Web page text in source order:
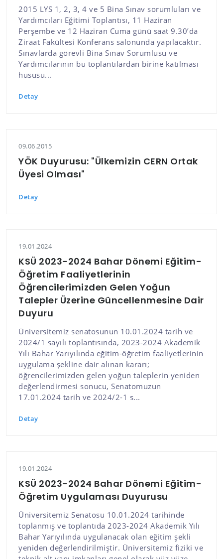
2015 LYS 1, 2, 3, 4 ve 5 Bina Sınav sorumluları ve
Yardımcıları Eğitimi Toplantısı, 11 Haziran
Perşembe ve 12 Haziran Cuma günü saat 9.30’da
Ziraat Fakültesi Konferans salonunda yapılacaktır.
Sınavlarda görevli Bina Sınav Sorumlusu ve
Yardımcılarının bu toplantılardan birine katılması
hususu...
Detay
09.06.2015
YÖK Duyurusu: "Ülkemizin CERN Ortak
Üyesi Olması"
Detay
19.01.2024
KSÜ 2023-2024 Bahar Dönemi Eğitim-
Öğretim Faaliyetlerinin
Öğrencilerimizden Gelen Yoğun
Talepler Üzerine Güncellenmesine Dair
Duyuru
Üniversitemiz senatosunun 10.01.2024 tarih ve
2024/1 sayılı toplantısında, 2023-2024 Akademik
Yılı Bahar Yarıyılında eğitim-öğretim faaliyetlerinin
uygulama şekline dair alınan kararı;
öğrencilerimizden gelen yoğun taleplerin yeniden
değerlendirmesi sonucu, Senatomuzun
17.01.2024 tarih ve 2024/2-1 s...
Detay
19.01.2024
KSÜ 2023-2024 Bahar Dönemi Eğitim-
Öğretim Uygulaması Duyurusu
Üniversitemiz Senatosu 10.01.2024 tarihinde
toplanmış ve toplantıda 2023-2024 Akademik Yılı
Bahar Yarıyılında uygulanacak olan eğitim şekli
yeniden değerlendirilmiştir. Üniversitemiz fiziki ve